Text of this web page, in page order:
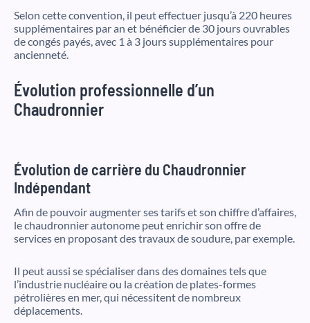
Selon cette convention, il peut effectuer jusqu’à 220 heures
supplémentaires par an et bénéficier de 30 jours ouvrables
de congés payés, avec 1 à 3 jours supplémentaires pour
ancienneté.
Évolution professionnelle d’un
Chaudronnier
Évolution de carrière du Chaudronnier
Indépendant
Afin de pouvoir augmenter ses tarifs et son chiffre d’affaires,
le chaudronnier autonome peut enrichir son offre de
services en proposant des travaux de soudure, par exemple.
Il peut aussi se spécialiser dans des domaines tels que
l’industrie nucléaire ou la création de plates-formes
pétrolières en mer, qui nécessitent de nombreux
déplacements.